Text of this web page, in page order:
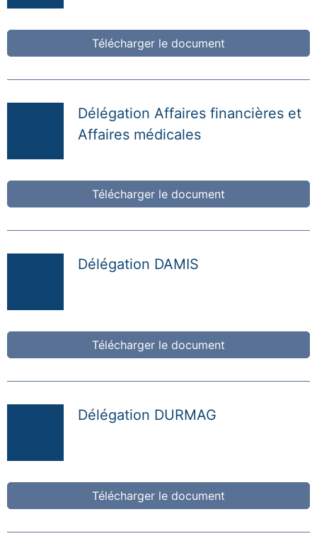
Télécharger le document
Délégation Affaires financières et
Affaires médicales
Télécharger le document
Délégation DAMIS
Télécharger le document
Délégation DURMAG
Télécharger le document